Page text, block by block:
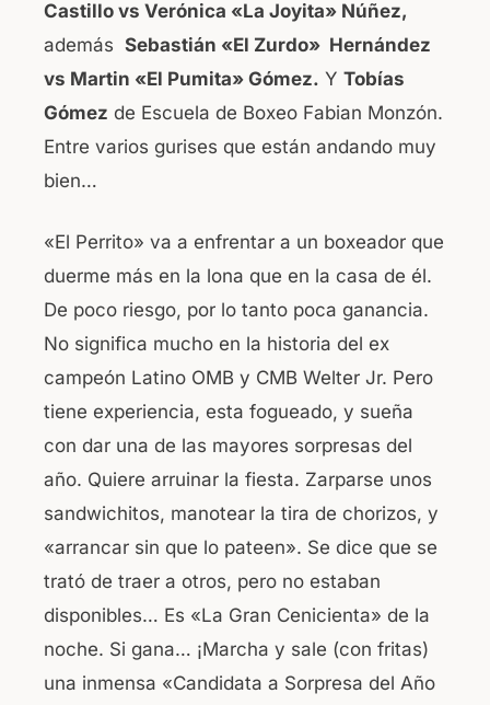
Castillo vs Verónica «La Joyita» Núñez,
además Sebastián «El Zurdo» Hernández
vs Martin «El Pumita» Gómez. Y Tobías
Gómez de Escuela de Boxeo Fabian Monzón.
Entre varios gurises que están andando muy
bien…
«El Perrito» va a enfrentar a un boxeador que
duerme más en la lona que en la casa de él.
De poco riesgo, por lo tanto poca ganancia.
No significa mucho en la historia del ex
campeón Latino OMB y CMB Welter Jr. Pero
tiene experiencia, esta fogueado, y sueña
con dar una de las mayores sorpresas del
año. Quiere arruinar la fiesta. Zarparse unos
sandwichitos, manotear la tira de chorizos, y
«arrancar sin que lo pateen». Se dice que se
trató de traer a otros, pero no estaban
disponibles… Es «La Gran Cenicienta» de la
noche. Si gana… ¡Marcha y sale (con fritas)
una inmensa «Candidata a Sorpresa del Año